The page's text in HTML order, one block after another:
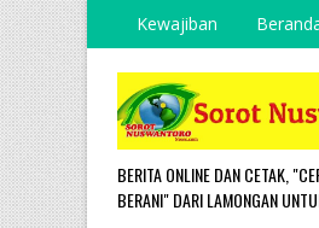
Kewajiban
BERITA ONLINE DAN CETAK,
BERANI" DARI LAMONGAN